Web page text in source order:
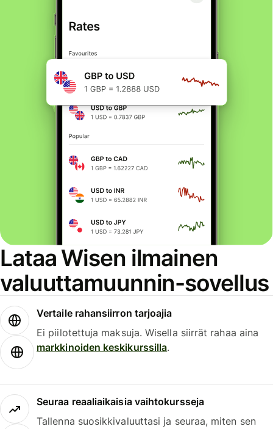
Lataa Wisen ilmainen
valuuttamuunnin-sovellus
Vertaile rahansiirron tarjoajia
Ei piilotettuja maksuja. Wisella siirrät rahaa aina
markkinoiden keskikurssilla.
Seuraa reaaliaikaisia vaihtokursseja
Tallenna suosikkivaluuttasi ja seuraa, miten sen